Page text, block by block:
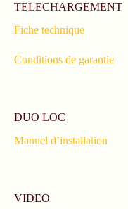
TELECHARGEMENT
Fiche technique
Conditions de garantie
DUO LOC
Manuel d’installation
VIDEO